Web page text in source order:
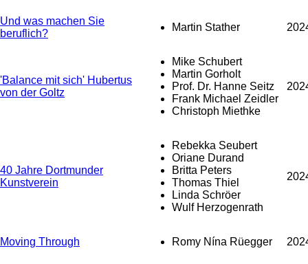
Und was machen Sie
beruflich?
Martin Stather
'Balance mit sich' Hubertus
von der Goltz
Mike Schubert
Martin Gorholt
Prof. Dr. Hanne Seitz
Frank Michael Zeidler
Christoph Miethke
40 Jahre Dortmunder
Kunstverein
Rebekka Seubert
Oriane Durand
Britta Peters
Thomas Thiel
Linda Schröer
Wulf Herzogenrath
Moving Through Romy Nína Rüegger